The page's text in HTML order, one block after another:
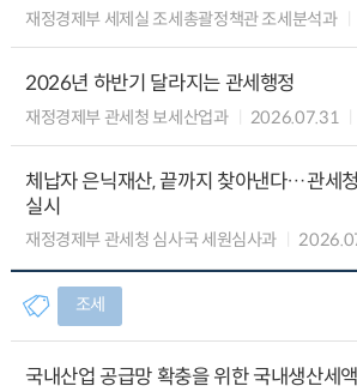
재정경제부 세제실 조세총괄정책관 조세분석과
2026년 하반기 달라지는 관세행정
재정경제부 관세청 보세산업과 2026.07.31
체납자 은닉재산, 끝까지 찾아낸다…관세
실시
재정경제부 관세청 심사국 세원심사과
조세
국내산업 공급망 확충을 위한 국내생산세